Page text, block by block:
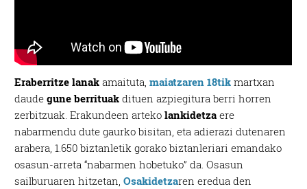
Eraberritze lanak amaituta,maiatzaren 18tik martxan
daudegune berrituak dituen azpiegitura berri horren
zerbitzuak. Erakundeen artekolankidetza ere
nabarmendu dute gaurko bisitan, eta adierazi dutenaren
arabera, 1.650 biztanletik gorako biztanleriari emandako
osasun-arreta “nabarmen hobetuko” da. Osasun
sailburuaren hitzetan,Osakidetzaren eredua den